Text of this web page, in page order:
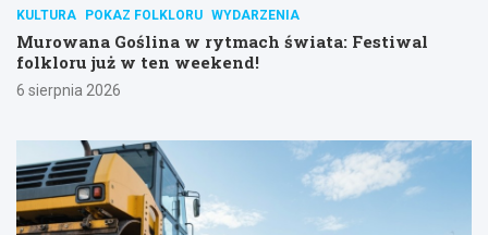
KULTURA POKAZ FOLKLORU WYDARZENIA
Murowana Goślina w rytmach świata: Festiwal
folkloru już w ten weekend!
6 sierpnia 2026